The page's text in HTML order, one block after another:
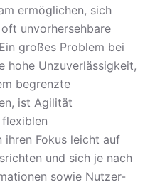
ermöglichen, sich
unvorhersehbare
großes Problem bei
hohe Unzuverlässigkeit,
begrenzte
ist Agilität
ihren Fokus leicht auf
und sich je nach
sowie Nutzer-